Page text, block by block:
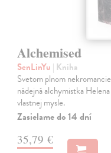
Alchemised
SenLinYu | Kniha
Svetom plnom
nádejná alchymistka
vlastnej mysle.
Zasielame do 14 dní
35,79 €